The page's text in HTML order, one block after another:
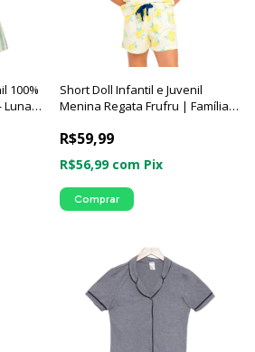
100%
Luna
Short Doll Infantil e Juvenil
Menina Regata Frufru | Família
R$59,99
R$56,99 com Pix
Comprar